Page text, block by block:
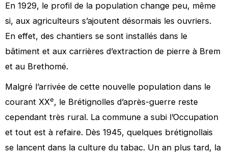
En 1929, le profil de la population change peu, même
si, aux agriculteurs s’ajoutent désormais les ouvriers.
En effet, des chantiers se sont installés dans le
bâtiment et aux carrières d’extraction de pierre à Brem
et au Brethomé.
Malgré l’arrivée de cette nouvelle population dans le
courant XXe, le Brétignolles d’après-guerre reste
cependant très rural. La commune a subi l’Occupation
et tout est à refaire. Dès 1945, quelques brétignollais
se lancent dans la culture du tabac. Un an plus tard, la